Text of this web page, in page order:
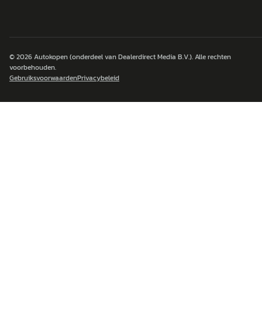
© 2026Autokopen(onderdeel van Dealerdirect Media B.V.). Alle rechten
voorbehouden.
GebruiksvoorwaardenPrivacybeleid